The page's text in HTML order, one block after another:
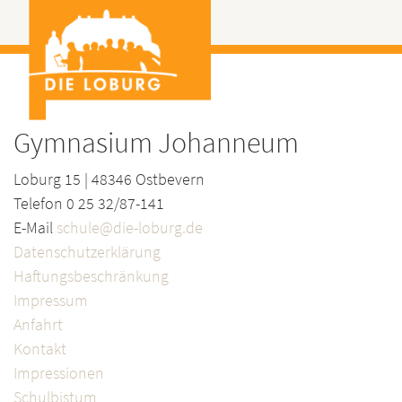
Gymnasium Johanneum
Loburg 15 | 48346 Ostbevern
Telefon 0 25 32/87-141
E-Mail schule@die-loburg.de
Datenschutzerklärung
Haftungsbeschränkung
Impressum
Anfahrt
Kontakt
Impressionen
Schulbistum